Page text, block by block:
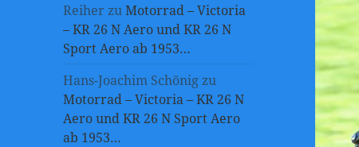
Reiher zuMotorrad – Victoria
– KR 26 N Aero und KR 26 N
Sport Aero ab 1953…
Hans-Joachim Schönigzu
Motorrad – Victoria – KR 26 N
Aero und KR 26 N Sport Aero
ab 1953…